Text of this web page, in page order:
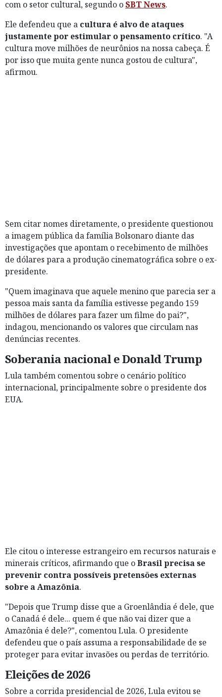
com o setor cultural, segundo oSBT News.
Ele defendeu que a cultura é alvo de ataques
justamente por estimular o pensamento crítico. "A
cultura move milhões de neurônios na nossa cabeça. É
por isso que muita gente nunca gostou de cultura",
afirmou.
Sem citar nomes diretamente, o presidente questionou
a imagem pública da família Bolsonaro diante das
investigações que apontam o recebimento de milhões
de dólares para a produção cinematográfica sobre o ex-
presidente.
"Quem imaginava que aquele menino que parecia ser a
pessoa mais santa da família estivesse pegando 159
milhões de dólares para fazer um filme do pai?",
indagou, mencionando os valores que circulam nas
denúncias recentes.
Soberania nacional e Donald Trump
Lula também comentou sobre o cenário político
internacional, principalmente sobre o presidente dos
EUA.
Ele citou o interesse estrangeiro em recursos naturais e
minerais críticos, afirmando que oBrasil precisa se
prevenir contra possíveis pretensões externas
sobre a Amazônia.
"Depois que Trump disse que a Groenlândia é dele, que
o Canadá é dele... quem é que não vai dizer que a
Amazônia é dele?", comentou Lula. O presidente
defendeu que o país assuma a responsabilidade de se
proteger para evitar invasões ou perdas de território.
Eleições de 2026
Sobre a corrida presidencial de 2026, Lula evitou se